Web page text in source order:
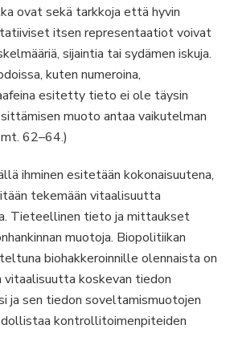
ovat sekä tarkkoja että hyvin
itsen representaatiot voivat
sijaintia tai sydämen iskuja.
kuten numeroina,
esitetty tieto ei ole täysin
muoto antaa vaikutelman
62–64.)
ihminen esitetään kokonaisuutena,
tekemään vitaalisuutta
Tieteellinen tieto ja mittaukset
muotoja. Biopolitiikan
biohakkeroinnille olennaista on
vitaalisuutta koskevan tiedon
ja sen tiedon soveltamismuotojen
kontrollitoimenpiteiden